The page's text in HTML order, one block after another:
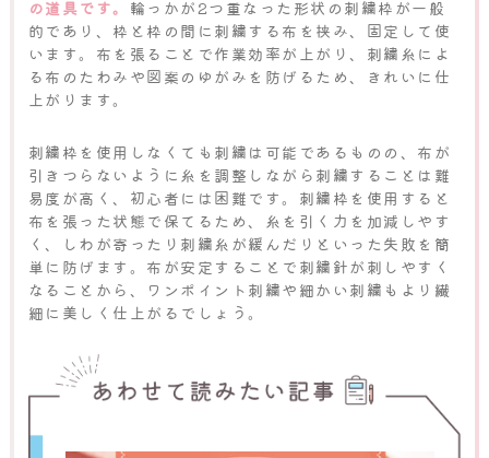
の道具です。 輪っかが2つ重なった形状の刺繍枠が一般
的であり、枠と枠の間に刺繍する布を挟み、固定して使
います。布を張ることで作業効率が上がり、刺繍糸によ
る布のたわみや図案のゆがみを防げるため、きれいに仕
上がります。
刺繍枠を使用しなくても刺繍は可能であるものの、布が
引きつらないように糸を調整しながら刺繍することは難
易度が高く、初心者には困難です。刺繍枠を使用すると
布を張った状態で保てるため、糸を引く力を加減しやす
く、しわが寄ったり刺繍糸が緩んだりといった失敗を簡
単に防げます。布が安定することで刺繍針が刺しやすく
なることから、ワンポイント刺繍や細かい刺繍もより繊
細に美しく仕上がるでしょう。